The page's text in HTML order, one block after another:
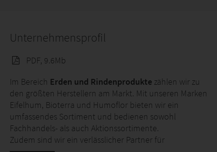
Unternehmensprofil
PDF, 9.6Mb
Im Bereich Erden und Rindenprodukte zählen wir zu
den größten Herstellern am Markt. Mit unseren Marken
Eifelhum, Bioterra und Humoflor bieten wir ein
umfassendes Sortiment und bedienen sowohl
Fachhandels- als auch Aktionssortimente.
Zudem sind wir ein verlässlicher Partner für